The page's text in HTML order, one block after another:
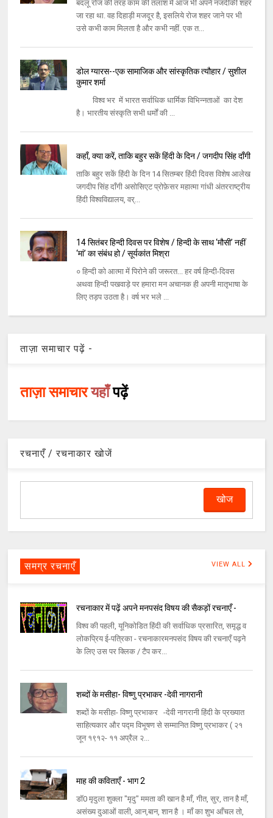
बदलू रोज की तरह काम की तलाश में आज भी अपने नजदीकी शहर
जा रहा था. वह दिहाड़ी मजदूर है, इसलिये रोज शहर जाने पर भी
उसे कभी काम मिलता है और कभी नहीं. एक त...
डोल ग्यारस--एक सामाजिक और सांस्कृतिक त्यौहार / सुशील
कुमार शर्मा
विश्व भर में भारत सर्वाधिक धार्मिक विभिन्नताओं का देश
है। भारतीय संस्कृति सभी धर्मों की ...
कहाँ, क्या करें, ताकि बहुर सकें हिंदी के दिन / जगदीप सिंह दाँगी
ताकि बहुर सकें हिंदी के दिन 14 सितम्बर हिंदी दिवस विशेष आलेख
जगदीप सिंह दाँगी असोसिएट प्रोफ़ेसर महात्मा गांधी अंतरराष्ट्रीय
हिंदी विश्वविद्यालय, वर्...
14 सितंबर हिन्दी दिवस पर विशेष / हिन्दी के साथ ‘मौसी’ नहीं
‘मां’ का संबंध हो / सूर्यकांत मिश्रा
० हिन्दी को आत्मा में पिरोने की जरूरत... हर वर्ष हिन्दी-दिवस
अथवा हिन्दी पखवाड़े पर हमारा मन अचानक ही अपनी मातृभाषा के
लिए तड़प उठता है। वर्ष भर भले ...
ताज़ा समाचार पढ़ें -
ताज़ा समाचारयहाँपढ़ें
रचनाएँ / रचनाकार खोजें
समग्र रचनाएँ VIEW ALL
रचनाकार में पढ़ें अपने मनपसंद विषय की सैकड़ों रचनाएँ -
विश्व की पहली, यूनिकोडित हिंदी की सर्वाधिक प्रसारित, समृद्ध व
लोकप्रिय ई-पत्रिका - रचनाकारमनपसंद विषय की रचनाएँ पढ़ने
के लिए उस पर क्लिक / टैप कर...
शब्दों के मसीहा- विष्णु प्रभाकर -देवी नागरानी
शब्दों के मसीहा- विष्णु प्रभाकर -देवी नागरानी हिंदी के प्रख्यात
साहित्यकार और पद्म विभूषण से सम्मानित विष्णु प्रभाकर ( २१
जून १९१२- ११ अप्रैल २...
माह की कविताएँ - भाग 2
डॉ0 मृदुला शुक्ला "मृदु" ममता की खान है माँ, गीत, सुर, तान है माँ,
असंख्य दुआओं वाली, आन,बान, शान है । माँ का शुभ आँचल तो,